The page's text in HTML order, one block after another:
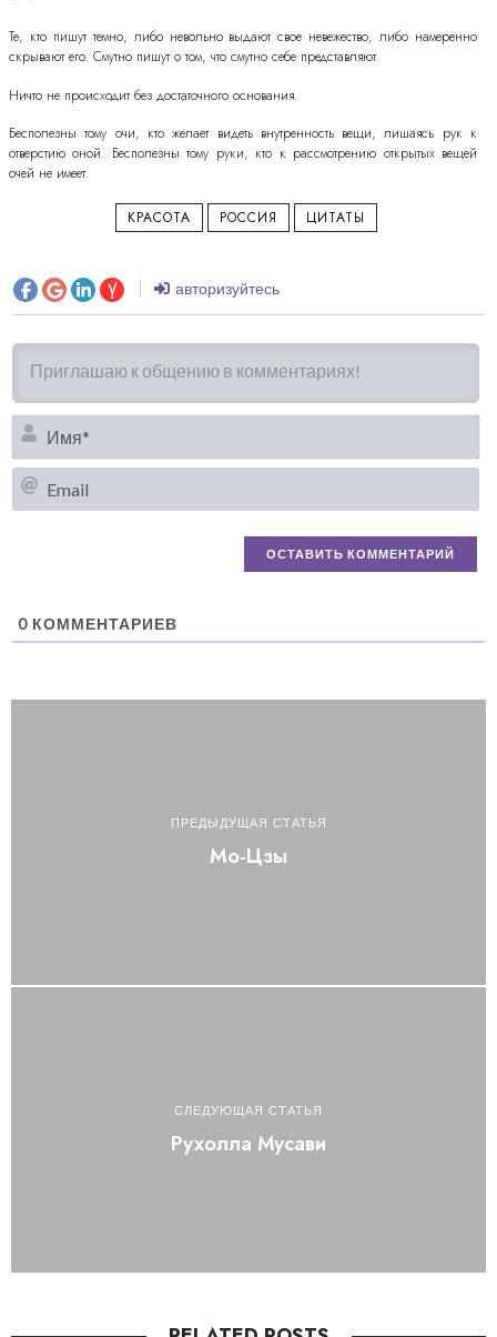
Те, кто пишут темно, либо невольно выдают свое невежество, либо намеренно
скрывают его. Смутно пишут о том, что смутно себе представляют.
Ничто не происходит без достаточного основания.
Бесполезны тому очи, кто желает видеть внутренность вещи, лишаясь рук к
отверстию оной. Бесполезны тому руки, кто к рассмотрению открытых вещей
очей не имеет.
КРАСОТА РОССИЯ ЦИТАТЫ
авторизуйтесь
0 КОММЕНТАРИЕВ
ПРЕДЫДУЩАЯ СТАТЬЯ
Мо-Цзы
СЛЕДУЮЩАЯ СТАТЬЯ
Рухолла Мусави